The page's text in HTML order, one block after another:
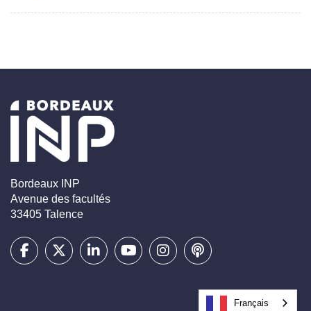
Bordeaux INP
Avenue des facultés
33405 Talence
Français